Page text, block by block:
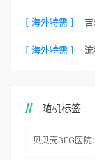
[ 海外特需 ]
[ 海外特需 ]
随机标签
贝贝壳BFG医院：